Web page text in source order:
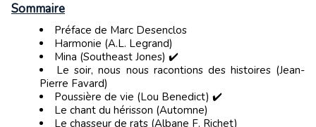
Sommaire
Préface de Marc Desenclos
Harmonie (A.L. Legrand)
Mina (Southeast Jones) ✔️
Le soir, nous nous racontions des histoires (Jean-
Pierre Favard)
Poussière de vie (Lou Benedict) ✔️
Le chant du hérisson (Automne)
Le chasseur de rats (Albane F. Richet)